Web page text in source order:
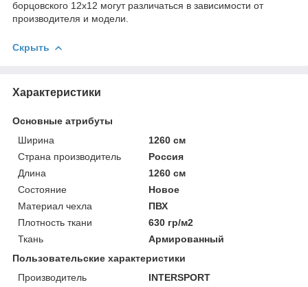
борцовского 12x12 могут различаться в зависимости от
производителя и модели.
Скрыть
Характеристики
Основные атрибуты
Ширина
1260 см
Страна производитель
Россия
Длина
1260 см
Состояние
Новое
Материал чехла
ПВХ
Плотность ткани
630 гр/м2
Ткань
Армированный
Пользовательские характеристики
Производитель
INTERSPORT